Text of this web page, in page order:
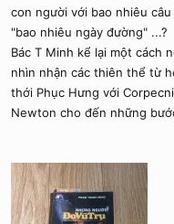
con người với bao nhiêu
"bao nhiêu ngày đường" ...?
Bác T Minh kể lại một cách
nhìn nhận các thiên thể từ
thới Phục Hưng với
Newton cho đến những